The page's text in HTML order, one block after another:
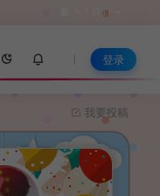
关于我们
登录
我要投稿